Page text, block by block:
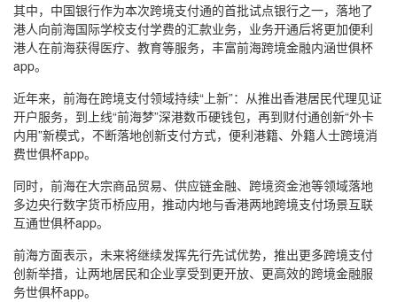
其中，中国银行作为本次跨境支付通的首批试点银行之一，落地了
港人向前海国际学校支付学费的汇款业务，业务开通后将更加便利
港人在前海获得医疗、教育等服务，丰富前海跨境金融内涵世俱杯
app。
近年来，前海在跨境支付领域持续“上新”：从推出香港居民代理见证
开户服务，到上线“前海梦”深港数币硬钱包，再到财付通创新“外卡
内用”新模式，不断落地创新支付方式，便利港籍、外籍人士跨境消
费世俱杯app。
同时，前海在大宗商品贸易、供应链金融、跨境资金池等领域落地
多边央行数字货币桥应用，推动内地与香港两地跨境支付场景互联
互通世俱杯app。
前海方面表示，未来将继续发挥先行先试优势，推出更多跨境支付
创新举措，让两地居民和企业享受到更开放、更高效的跨境金融服
务世俱杯app。